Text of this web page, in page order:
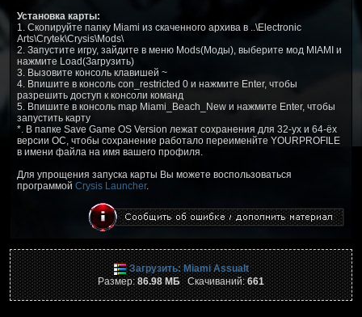
Установка карты:
1. Скопируйте папку Miami из скаченного архива в ..\Electronic
Arts\Crytek\Crysis\Mods\
2. Запустите игру, зайдите в меню Mods(Моды), выберите мод MIAMI и
нажмите Load(Загрузить)
3. Вызовите консоль клавишей ~
4. Впишите в консоль con_restricted 0 и нажмите Enter, чтобы
разрешить доступ к консоли команд
5. Впишите в консоль map Miami_Beach_New и нажмите Enter, чтобы
запустить карту
*. В папке Save Game OS Version лежат сохранения для 32-ух и 64-ёх
версии ОС, чтобы сохранение работало переименйте YOURPROFILE
в имени файла на имя вашего профиля.
Для упрощения запуска карты Вы можете воспользоваться
программой Crysis Launcher.
Загрузить: Miami Assualt
Размер:86.98 МБСкачиваний:661